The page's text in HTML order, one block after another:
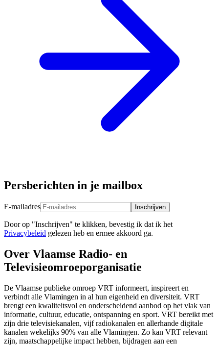
Persberichten in je mailbox
E-mailadres Inschrijven
Door op "Inschrijven" te klikken, bevestig ik dat ik het
Privacybeleid gelezen heb en ermee akkoord ga.
Over Vlaamse Radio- en
Televisieomroeporganisatie
De Vlaamse publieke omroep VRT informeert, inspireert en
verbindt alle Vlamingen in al hun eigenheid en diversiteit. VRT
brengt een kwaliteitsvol en onderscheidend aanbod op het vlak van
informatie, cultuur, educatie, ontspanning en sport. VRT bereikt met
zijn drie televisiekanalen, vijf radiokanalen en allerhande digitale
kanalen wekelijks 90% van alle Vlamingen. Zo kan VRT relevant
zijn, maatschappelijke impact hebben, bijdragen aan een